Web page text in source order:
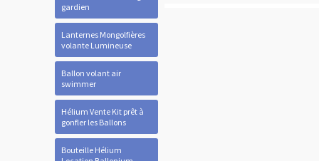
gardien
Lanternes Mongolfières
volante Lumineuse
Ballon volant air
swimmer
Hélium Vente Kit prêt à
gonfler les Ballons
Bouteille Hélium